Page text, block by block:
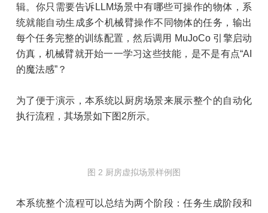
辑。你只需要告诉LLM场景中有哪些可操作的物体，系
统就能自动生成多个机械臂操作不同物体的任务，输出
每个任务完整的训练配置，然后调用 MuJoCo 引擎启动
仿真，机械臂就开始一一学习这些技能，是不是有点“AI
的魔法感”？
为了便于演示，本系统以厨房场景来展示整个的自动化
执行流程，其场景如下图2所示。
图 2 厨房虚拟场景样例图
本系统整个流程可以总结为两个阶段：任务生成阶段和